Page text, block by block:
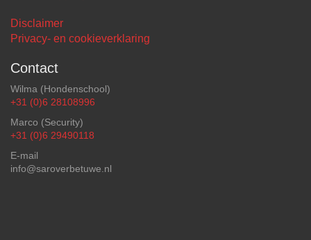
Disclaimer
Privacy- en cookieverklaring
Contact
Wilma (Hondenschool)
+31 (0)6 28108996
Marco (Security)
+31 (0)6 29490118
E-mail
info@saroverbetuwe.nl